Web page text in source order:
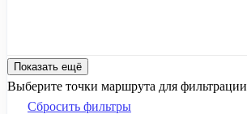
Показать ещё
Выберите точки маршрута для фильтрации
Сбросить фильтры